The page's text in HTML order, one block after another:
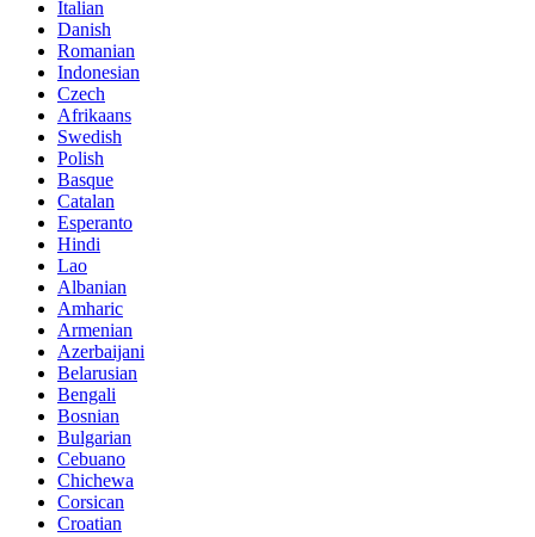
Italian
Danish
Romanian
Indonesian
Czech
Afrikaans
Swedish
Polish
Basque
Catalan
Esperanto
Hindi
Lao
Albanian
Amharic
Armenian
Azerbaijani
Belarusian
Bengali
Bosnian
Bulgarian
Cebuano
Chichewa
Corsican
Croatian